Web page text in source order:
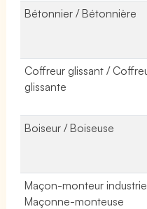
Bétonnier / Bétonnière
Coffreur glissant /
glissante
Boiseur / Boiseuse
Maçon-monteur
Maçonne-monteuse